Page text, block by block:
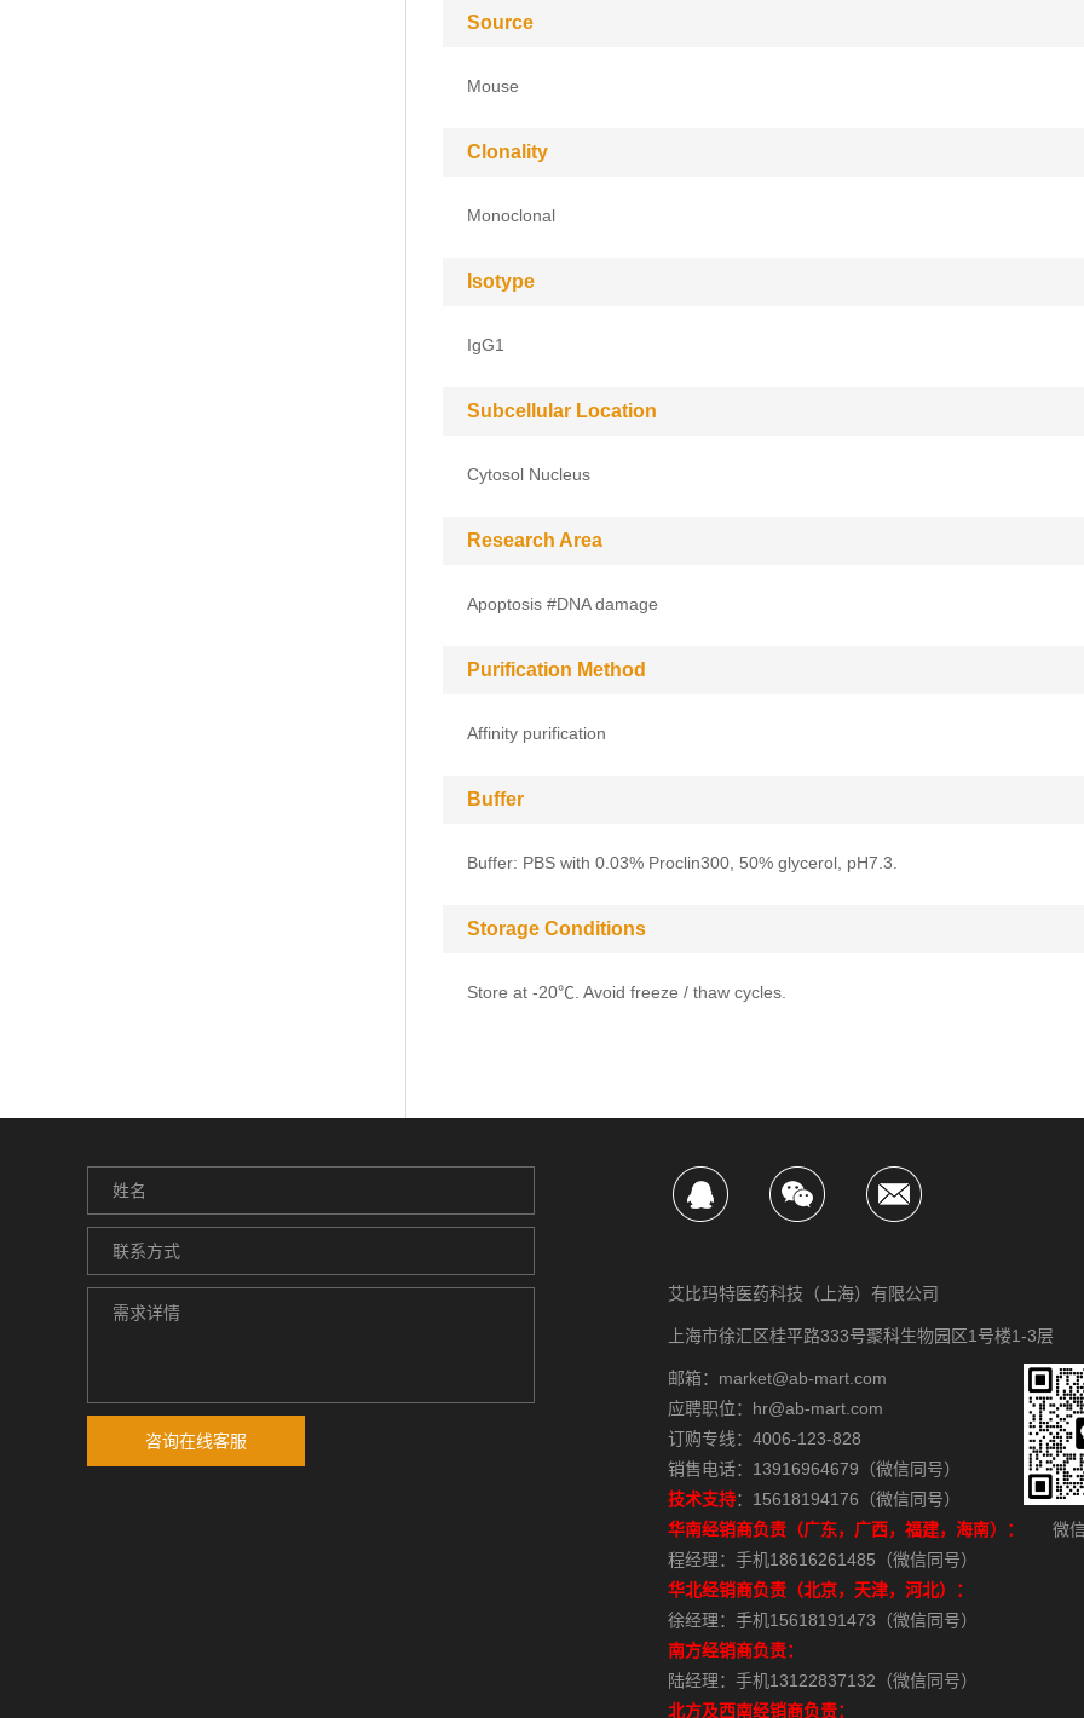
Source
Mouse
Clonality
Monoclonal
Isotype
IgG1
Subcellular Location
Cytosol Nucleus
Research Area
Apoptosis #DNA damage
Purification Method
Affinity purification
Buffer
Buffer: PBS with 0.03% Proclin300, 50% glycerol, pH7.3.
Storage Conditions
Store at -20℃. Avoid freeze / thaw cycles.
咨询在线客服
艾比玛特医药科技（上海）有限公司
上海市徐汇区桂平路333号聚科生物园区1号楼1-3层
邮箱：market@ab-mart.com
应聘职位：hr@ab-mart.com
订购专线：4006-123-828
销售电话：13916964679（微信同号）
技术支持：15618194176（微信同号）
华南经销商负责（广东，广西，福建，海南）：
程经理：手机18616261485（微信同号）
华北经销商负责（北京，天津，河北）：
徐经理：手机15618191473（微信同号）
南方经销商负责：
陆经理：手机13122837132（微信同号）
北方及西南经销商负责：
微信